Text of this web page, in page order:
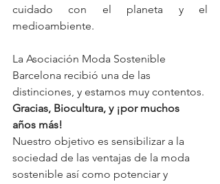
cuidado con el planeta y el
medioambiente.
La Asociación Moda Sostenible
Barcelona recibió una de las
distinciones, y estamos muy contentos.
Gracias, Biocultura, y ¡por muchos
años más!
Nuestro objetivo es sensibilizar a la
sociedad de las ventajas de la moda
sostenible así como potenciar y